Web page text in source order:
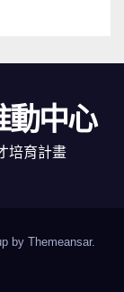
動中心
培育計畫
by Themeansar.